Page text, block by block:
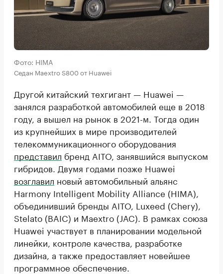
Фото: HIMA
Седан Maextro S800 от Huawei
Другой китайский техгигант — Huawei —
занялся разработкой автомобилей еще в 2018
году, а вышел на рынок в 2021-м. Тогда один
из крупнейших в мире производителей
телекоммуникационного оборудования
представил бренд AITO, занявшийся выпуском
гибридов. Двумя годами позже Huawei
возглавил новый автомобильный альянс
Harmony Intelligent Mobility Alliance (HIMA),
объединивший бренды AITO, Luxeed (Chery),
Stelato (BAIC) и Maextro (JAC). В рамках союза
Huawei участвует в планировании модельной
линейки, контроле качества, разработке
дизайна, а также предоставляет новейшее
программное обеспечение.